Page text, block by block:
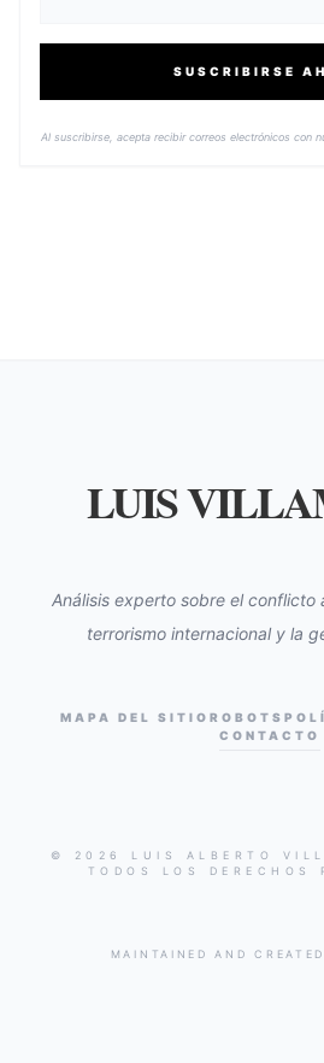
SUSCRIBIRSE
Al suscribirse, acepta recibir correos electrónicos con
LUIS
Análisis experto sobre el conflicto
terrorismo internacional y la
MAPA DEL SITIO ROBOTS
CONTACTO
© 2026 LUIS ALBERTO
TODOS LOS DERECHOS
MAINTAINED AND